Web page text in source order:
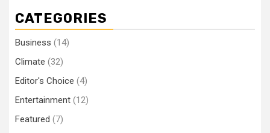
CATEGORIES
Business (14)
Climate (32)
Editor's Choice (4)
Entertainment (12)
Featured (7)